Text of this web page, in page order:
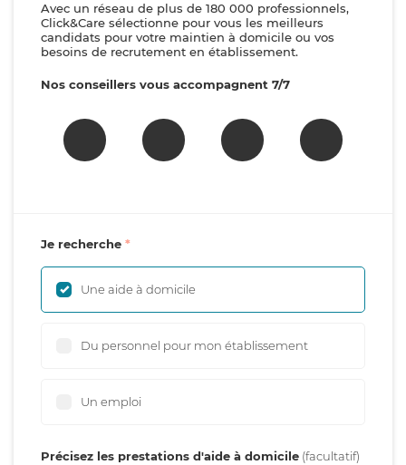
Avec un réseau de plus de 180 000 professionnels,
Click&Care sélectionne pour vous les meilleurs
candidats pour votre maintien à domicile ou vos
besoins de recrutement en établissement.
Nos conseillers vous accompagnent 7/7
Je recherche
Une aide à domicile
Du personnel pour mon établissement
Un emploi
Précisez les prestations d'aide à domicile